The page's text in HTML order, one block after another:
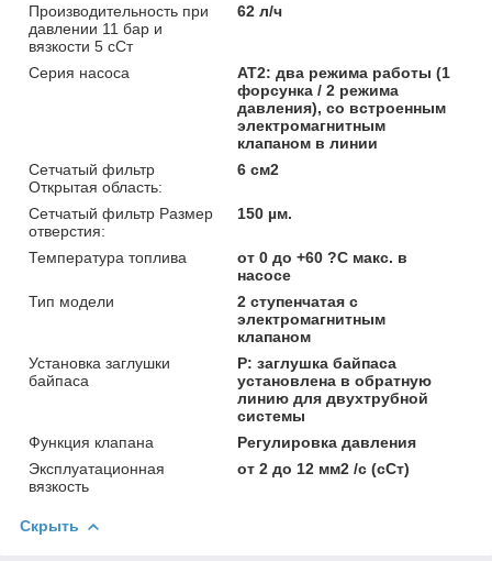
Производительность при
давлении 11 бар и
вязкости 5 сСт
62 л/ч
Серия насоса
AT2: два режима работы (1
форсунка / 2 режима
давления), со встроенным
электромагнитным
клапаном в линии
Сетчатый фильтр
Открытая область:
6 см2
Сетчатый фильтр Размер
отверстия:
150 µм.
Температура топлива
от 0 до +60 ?C макс. в
насосе
Тип модели
2 ступенчатая с
электромагнитным
клапаном
Установка заглушки
байпаса
P: заглушка байпаса
установлена в обратную
линию для двухтрубной
системы
Функция клапана
Регулировка давления
Эксплуатационная
вязкость
от 2 до 12 мм2 /с (сСт)
Скрыть